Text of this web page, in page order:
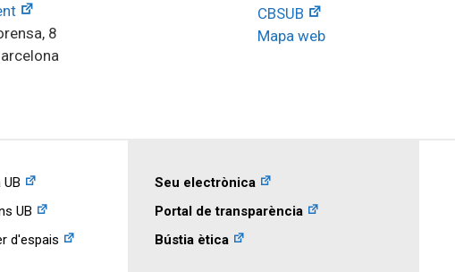
8
CBSUB
Mapa web
UB
d'espais
Seu electrònica
Portal de transparència
Bústia ètica